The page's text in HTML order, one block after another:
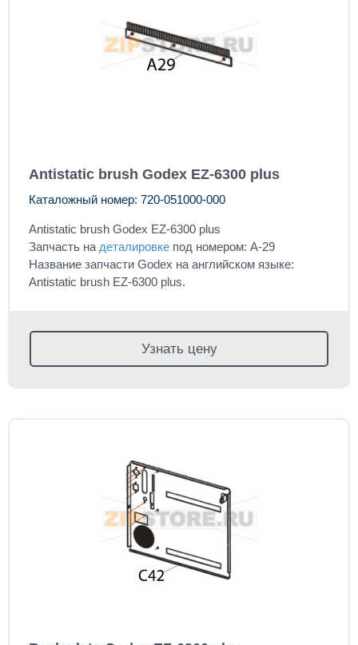
Antistatic brush Godex EZ-6300 plus
Каталожный номер: 720-051000-000
Antistatic brush Godex EZ-6300 plus
Запчасть на деталировке под номером: A-29
Название запчасти Godex на английском языке:
Antistatic brush EZ-6300 plus.
Узнать цену